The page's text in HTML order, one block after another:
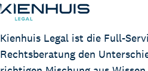
Wir sind Kienhuis
Kienhuis Legal ist die Full-
Rechtsberatung den